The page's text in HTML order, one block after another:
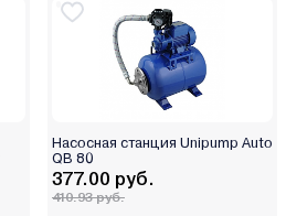
Насосная станция Unipump Auto
QB 80
377.00 руб.
410.93 руб.